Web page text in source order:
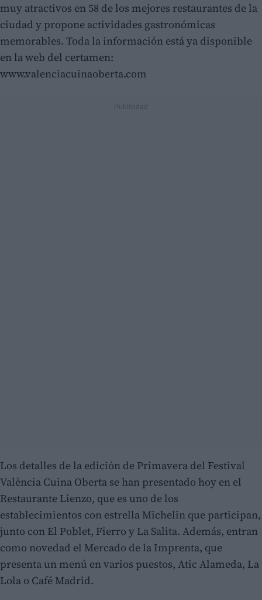
muy atractivos en 58 de los mejores restaurantes de la
ciudad y propone actividades gastronómicas
memorables. Toda la información está ya disponible
en la web del certamen:
www.valenciacuinaoberta.com
Los detalles de la edición de Primavera del Festival
València Cuina Oberta se han presentado hoy en el
Restaurante Lienzo, que es uno de los
establecimientos con estrella Michelin que participan,
junto con El Poblet, Fierro y La Salita. Además, entran
como novedad el Mercado de la Imprenta, que
presenta un menú en varios puestos, Atic Alameda, La
Lola o Café Madrid.